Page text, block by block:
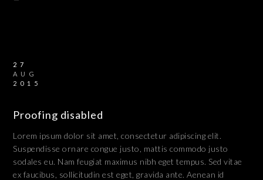
27
AUG
2015
Proofing disabled
Lorem ipsum dolor sit amet, consectetur adipiscing elit.
Suspendisse ornare congue justo, mattis commodo justo
sodales eu. Nam feugiat maximus nibh eget tempus. Sed vitae
ex faucibus, sollicitudin est eget, gravida ante. Aenean id